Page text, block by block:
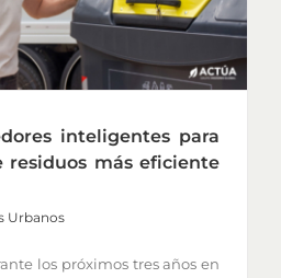
inteligentes para
residuos más eficiente
Urbanos
los próximos tres años en